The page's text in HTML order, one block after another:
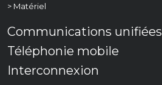
> Matériel
Communications unifiées
Téléphonie mobile
Interconnexion